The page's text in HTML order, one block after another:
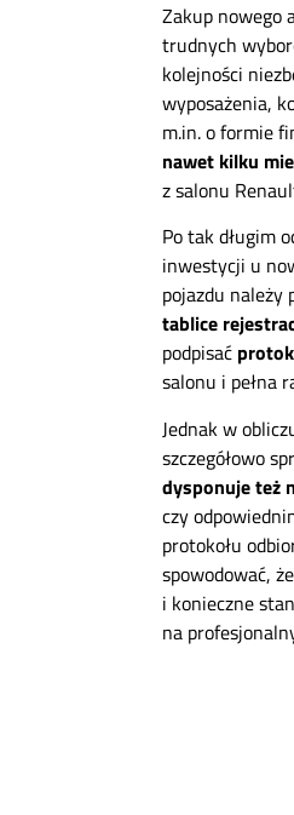
Zakup nowego
trudnych
kolejności
wyposażenia,
m.in. o formie
nawet kilku
z salonu
Po tak długim
inwestycji u
pojazdu
tablice
podpisać
salonu i pełna
Jednak w
szczegółowo
dysponuje też
czy
protokołu
spowodować,
i konieczne
na